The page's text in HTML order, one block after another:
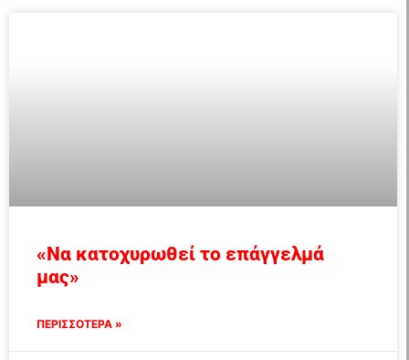
«Να κατοχυρωθεί το επάγγελμά
μας»
ΠΕΡΙΣΣΟΤΕΡΑ »